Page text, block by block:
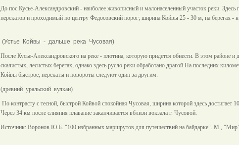
До пос.Кусье-Александровский - наиболее живописный и малонаселенный участок реки. Здесь
перекатов и проходимый по центру Федосовский порог; ширина Койвы 25 - 30 м, на
(Устье Койвы - дальше река
После Кусье-Александровского на реке - плотина, которую придется обнести. В этом районе и
скалистых, лесистых берегах, однако здесь русло реки обработано драгой.На последних
Койвы быстрое, перекаты и повороты следуют один за другим.
(древний уральский вулкан)
По контрасту с тесной, быстрой Койвой спокойная Чусовая, ширина которой здесь достигает
Через 34 км после слияния плавание заканчивается вблизи вокзала г. Чусовой.
Источник: Воронов Ю.Б. "100 избранных маршрутов для путешествий на байдарке". М.,